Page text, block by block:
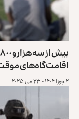
اقامت‌گاه‌های
۲ جوزا ۱۴۰۴ - ۲۳ می ۲۰۲۵